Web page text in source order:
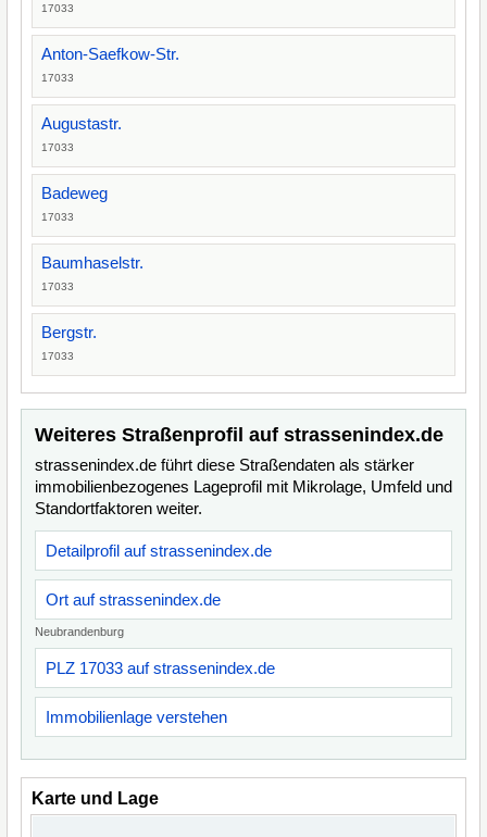
17033
Anton-Saefkow-Str.
17033
Augustastr.
17033
Badeweg
17033
Baumhaselstr.
17033
Bergstr.
17033
Weiteres Straßenprofil auf strassenindex.de
strassenindex.de führt diese Straßendaten als stärker
immobilienbezogenes Lageprofil mit Mikrolage, Umfeld und
Standortfaktoren weiter.
Detailprofil auf strassenindex.de
Ort auf strassenindex.de
Neubrandenburg
PLZ 17033 auf strassenindex.de
Immobilienlage verstehen
Karte und Lage